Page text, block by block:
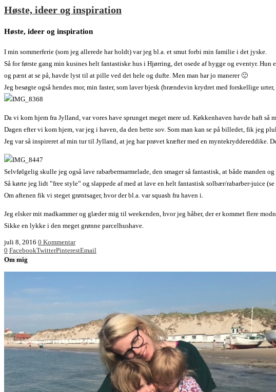
Høste, ideer og inspiration
Høste, ideer og inspiration
I min sommerferie (som jeg allerede har holdt) var jeg bl.a. et smut forbi min familie i det jyske.
Så for første gang min kusines helt fantastiske hus i Hjørring, det osede af hygge og eventyr.
og pænt at se på, havde lyst til at pille ved det hele og dufte. Men man har jo manerer 🙂
Jeg besøgte også hendes mor, min faster, som laver bjesk (brændevin krydret med forskellige
Da vi kom hjem fra Jylland, var vores have sprunget meget mere ud. Køkkenhaven havde haft
Dagen efter vi kom hjem, var jeg i haven, da den bette sov. Som man kan se på billedet, fik jeg
Jeg var så inspireret af min tur til Jylland, at jeg har prøvet kræfter med en myntekryddereddike.
Selvfølgelig skulle jeg også lave rabarbermarmelade, den smager så fantastisk, at både manden
Så kørte jeg lidt ”free style” og slappede af med at lave en helt fantastisk solbær/rabarber-juice
Om aftenen fik vi steget grøntsager, hvor der bl.a. var squash fra haven i.
Jeg elsker mit madkammer og glæder mig til weekenden, hvor jeg håber, der er kommet flere
Sikke en lykke i den meget grønne parcelhushave.
juli 8, 2016 0 Kommentar
0 FacebookTwitterPinterestEmail
Om mig